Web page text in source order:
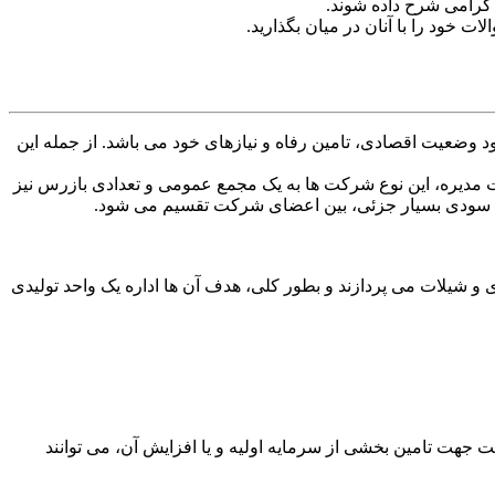
گرامی شرح داده شوند.
خود را با آنان در میان بگذارید.
اقصادی، تامین رفاه و نیازهای خود می باشد. از جمله این
مدیره، این نوع شرکت ها به یک مجمع عمومی و تعدادی بازرس نیز
با سودی بسیار جزئی، بین اعضای شرکت تقسیم می شود.
شیلات می پردازند و بطور کلی، هدف آن ها اداره یک واحد تولیدی
آن دست کم 500 نفر می باشد. همچنین، موسسین شرکت جهت تامین بخشی از سرمایه اولیه و یا افزایش آن، می توانند